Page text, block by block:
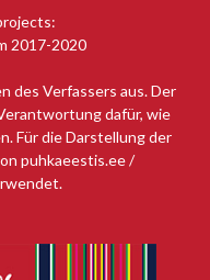
2017-2020
des Verfassers aus. Der
dafür, wie
Für die Darstellung der
puhkaeestis.ee /